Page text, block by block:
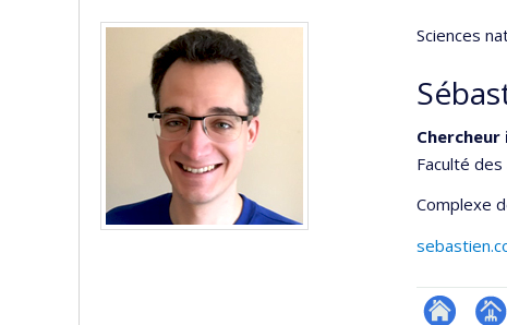
Sciences
Faculté
Complexe